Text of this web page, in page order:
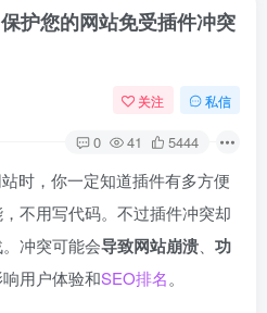
护您的网站免受插件冲突
关注 私信
0 41 5444
时，你一定知道插件有多方便
不用写代码。不过插件冲突却
冲突可能会导致网站崩溃
功
响用户体验和SEO排名。